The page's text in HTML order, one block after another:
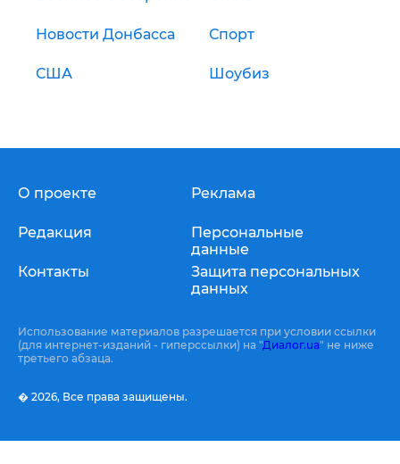
Новости Донбасса Спорт
США Шоубиз
О проекте
Редакция
Контакты
Реклама
Персональные
данные
Защита персональных
данных
Использование материалов разрешается при условии ссылки
(для интернет-изданий - гиперссылки) на "Диалог.ua" не ниже
третьего абзаца.
� 2026, Все права защищены.